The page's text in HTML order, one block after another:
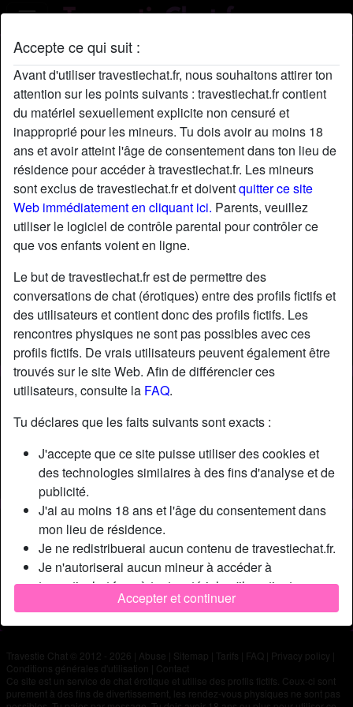
Accepte ce qui suit :
Avant d'utiliser travestiechat.fr, nous souhaitons attirer ton
attention sur les points suivants : travestiechat.fr contient
du matériel sexuellement explicite non censuré et
inapproprié pour les mineurs. Tu dois avoir au moins 18
ans et avoir atteint l'âge de consentement dans ton lieu de
résidence pour accéder à travestiechat.fr. Les mineurs
sont exclus de travestiechat.fr et doiventquitter ce site
Web immédiatement en cliquant ici. Parents, veuillez
utiliser le logiciel de contrôle parental pour contrôler ce
que vos enfants voient en ligne.
Le but de travestiechat.fr est de permettre des
conversations de chat (érotiques) entre des profils fictifs et
des utilisateurs et contient donc des profils fictifs. Les
rencontres physiques ne sont pas possibles avec ces
profils fictifs. De vrais utilisateurs peuvent également être
trouvés sur le site Web. Afin de différencier ces
utilisateurs, consulte la FAQ.
Tu déclares que les faits suivants sont exacts :
J'accepte que ce site puisse utiliser des cookies et
des technologies similaires à des fins d'analyse et de
publicité.
J'ai au moins 18 ans et l'âge du consentement dans
mon lieu de résidence.
Je ne redistribuerai aucun contenu de travestiechat.fr.
Je n'autoriserai aucun mineur à accéder à
travestiechat.fr ou à tout matériel qu'il contient.
Tout contenu que je consulte ou télécharge sur
travestiechat.fr est destiné à mon usage personnel et
Je n'ai pas été contacté par les fournisseurs de ce
matériel, et je choisis volontiers de le visualiser ou de
le télécharger.
Accepter et continuer
Profil de lekiff
starAjouter chatDiscuter !
Nickname:
Âge:
40
Département:
Paris
Sexe:
Homme
Description
N'a pas encore saisi de description
Cherche
N'a spécifié aucune préférence
Travestie Chat © 2012 - 2026 Abuse Sitemap Tarifs FAQ Privacy policy
Conditions générales d'utilisation
Contact
Ce site est un service de chat érotique et utilise des profils fictifs. Ceux-ci sont
purement à des fins de divertissement, les rendez-vous physiques ne sont pas